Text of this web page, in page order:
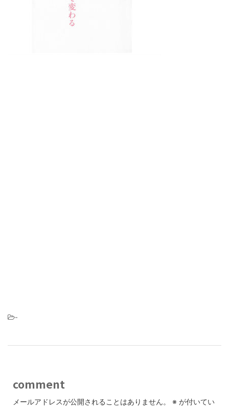
-
comment
メールアドレスが公開されることはありません。 ※ が付いてい